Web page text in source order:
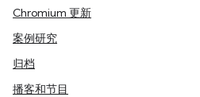
Chromium 更新
案例研究
归档
播客和节目